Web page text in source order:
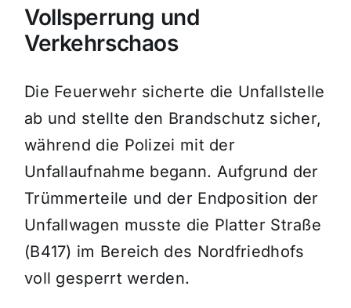
Vollsperrung und
Verkehrschaos
Die Feuerwehr sicherte die Unfallstelle
ab und stellte den Brandschutz sicher,
während die Polizei mit der
Unfallaufnahme begann. Aufgrund der
Trümmerteile und der Endposition der
Unfallwagen musste die Platter Straße
(B417) im Bereich des Nordfriedhofs
voll gesperrt werden.